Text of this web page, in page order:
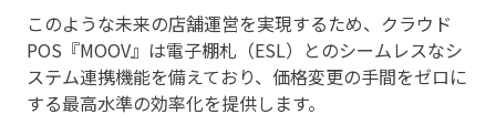
このような未来の店舗運営を実現するため、クラウド
POS『MOOV』は電子棚札（ESL）とのシームレスなシ
ステム連携機能を備えており、価格変更の手間をゼロに
する最高水準の効率化を提供します。